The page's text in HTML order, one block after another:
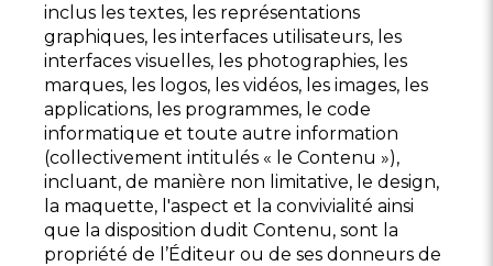
inclus les textes, les représentations
graphiques, les interfaces utilisateurs, les
interfaces visuelles, les photographies, les
marques, les logos, les vidéos, les images, les
applications, les programmes, le code
informatique et toute autre information
(collectivement intitulés « le Contenu »),
incluant, de manière non limitative, le design,
la maquette, l'aspect et la convivialité ainsi
que la disposition dudit Contenu, sont la
propriété de l’Éditeur ou de ses donneurs de